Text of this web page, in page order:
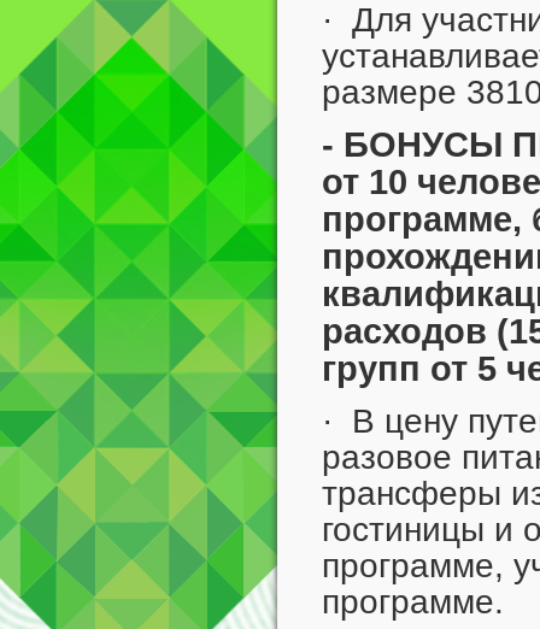
· Для
размере
- БОНУСЫ
от 10
программе,
расходов
групп от 5
· В цену
разовое
трансферы
гостиницы и
программе,
программе.